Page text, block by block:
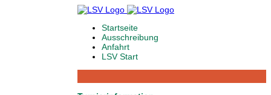
Startseite
Ausschreibung
Anfahrt
LSV Start